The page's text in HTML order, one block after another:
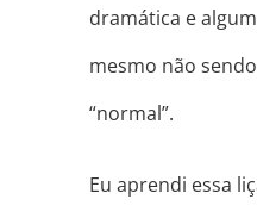
dramática e
mesmo não
“normal”.
Eu aprendi essa